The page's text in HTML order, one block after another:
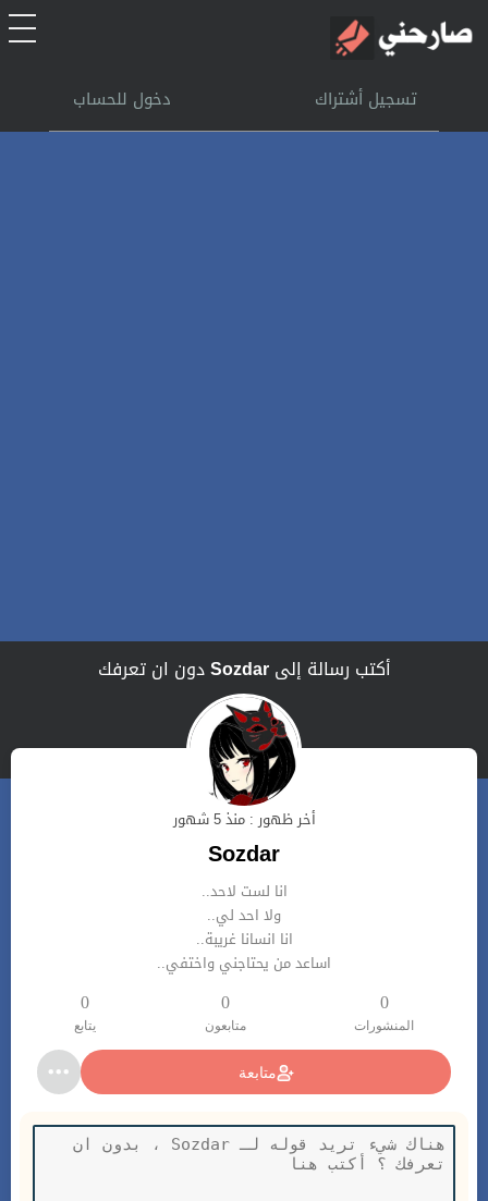
الرئيسيةتسجيل أشتراك دخول للحساب
أكتب رسالة إلىSozdarدون ان تعرفك
أخر ظهور : منذ 5 شهور
Sozdar
انا لست لاحد..
ولا احد لي..
انا انسانا غريبة..
اساعد من يحتاجني واختفي..
0
المنشورات
0
متابعون
0
يتابع
متابعة